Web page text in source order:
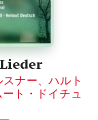
ナー、 ハルト
ト・ドイチュ